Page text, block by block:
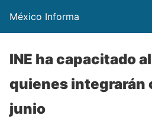
México Informa
INE ha capacitado
quienes integrarán
junio